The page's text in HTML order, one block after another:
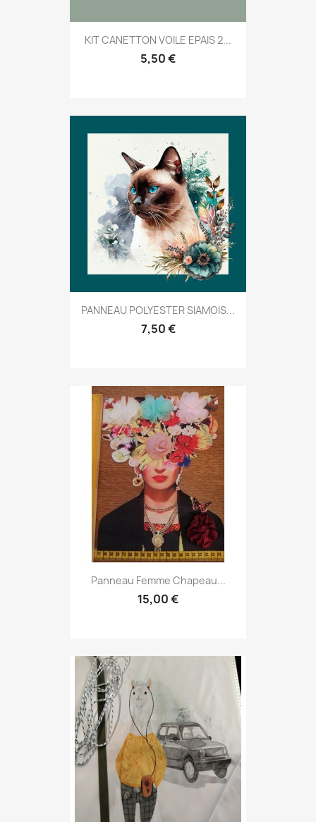
KIT CANETTON VOILE EPAIS 2...
5,50 €
PANNEAU POLYESTER SIAMOIS...
7,50 €
Panneau Femme Chapeau...
15,00 €